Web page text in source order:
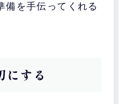
備を手伝ってくれる
にする